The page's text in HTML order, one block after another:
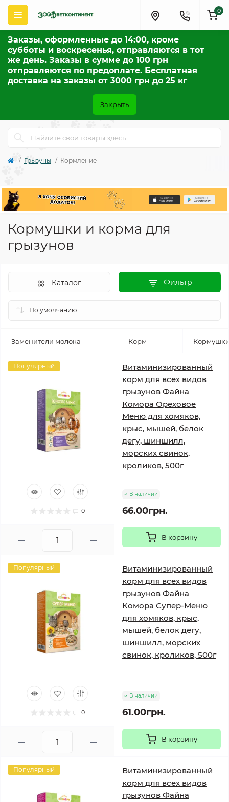
Заказы, оформленные до 14:00, кроме
субботы и воскресенья, отправляются в тот
же день. Заказы в сумме до 100 грн
отправляются по предоплате. Бесплатная
доставка на заказы от 3000 грн до 25 кг
Закрыть
0
Грызуны Кормление
Кормушки и корма для
грызунов
Фильтр
Каталог
Заменители молока Корм
Популярный
0
Витаминизированный
корм для всех видов
грызунов Файна
Комора Ореховое
Меню для хомяков,
крыс, мышей, белок
дегу, шиншилл,
морских свинок,
кроликов, 500г
В наличии
66.00грн.
В корзину
Популярный
0
Витаминизированный
корм для всех видов
грызунов Файна
Комора Супер-Меню
для хомяков, крыс,
мышей, белок дегу,
шиншилл, морских
свинок, кроликов, 500г
В наличии
61.00грн.
В корзину
Популярный
Витаминизированный
корм для всех видов
грызунов Файна